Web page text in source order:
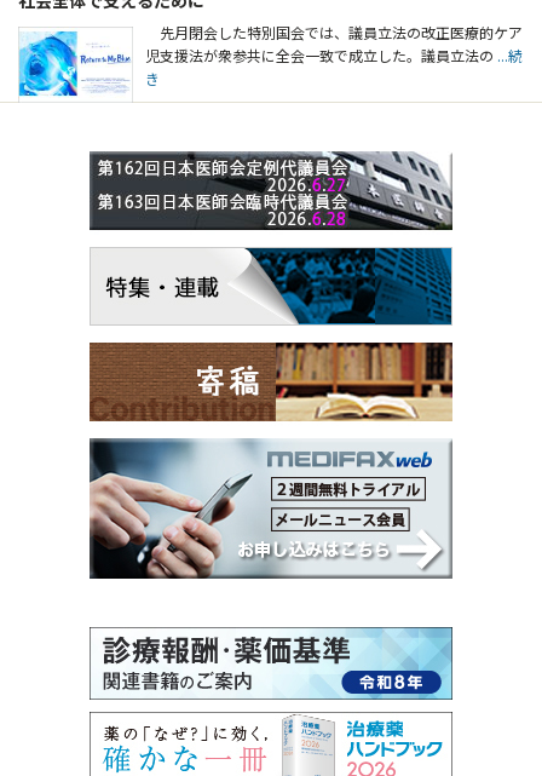
先月閉会した特別国会では、議員立法の改正医療的ケア
児支援法が衆参共に全会一致で成立した。議員立法の ...続
き